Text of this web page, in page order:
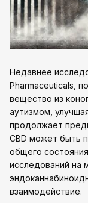
Недавнее
Pharmaceuticals,
вещество из
аутизмом,
продолжает
CBD может быть
общего
исследований на
взаимодействие.